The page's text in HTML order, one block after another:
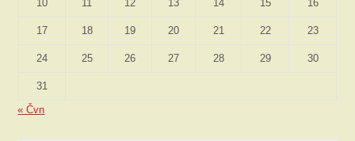
10 11 12 13 14 15 16
17 18 19 20 21 22 23
24 25 26 27 28 29 30
31
« Čvn